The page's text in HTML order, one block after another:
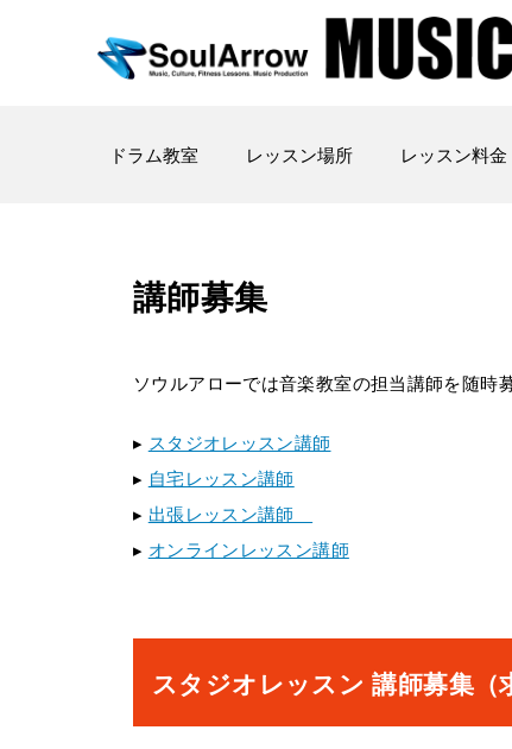
ドラム教室 レッスン場所 レッスン料金
講師募集
ソウルアローでは音楽教室の担当講師を随時
▸ スタジオレッスン講師
▸ 自宅レッスン講師
▸ 出張レッスン講師
▸ オンラインレッスン講師
スタジオレッスン 講師募集（